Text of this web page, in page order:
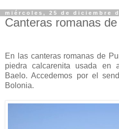
miércoles, 25 de diciembre
Canteras romanas
En las canteras romanas de
piedra calcarenita usada en
Baelo. Accedemos por el
Bolonia.